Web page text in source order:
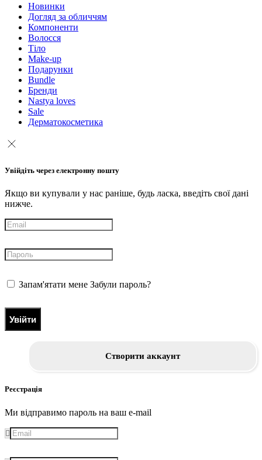
Новинки
Догляд за обличчям
Компоненти
Волосся
Тіло
Make-up
Подарунки
Bundle
Бренди
Nastya loves
Sale
Дерматокосметика
Увійдіть через електронну пошту
Якщо ви купували у нас раніше, будь ласка, введіть свої дані
нижче.
Запам'ятати мене Забули пароль?
Увійти
Створити аккаунт
Реєстрація
Ми відправимо пароль на ваш e-mail